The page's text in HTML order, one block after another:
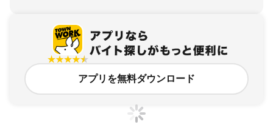
アプリを無料ダウンロード